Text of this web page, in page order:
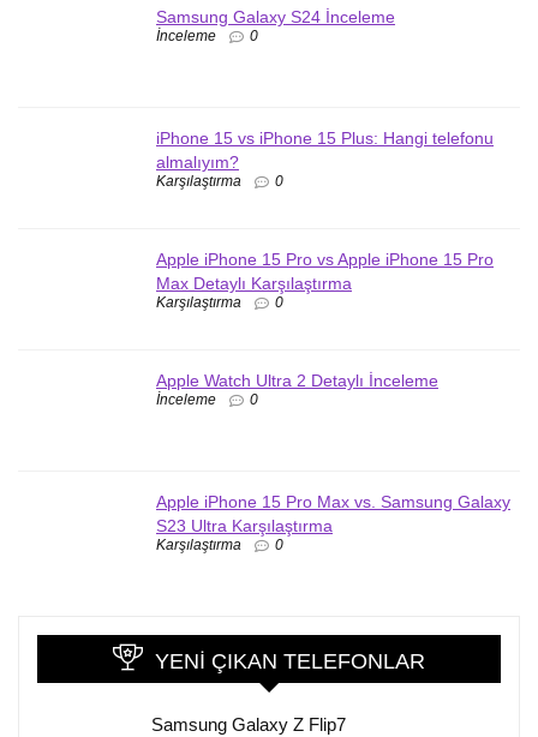
Samsung Galaxy S24 İnceleme
İnceleme 0
iPhone 15 vs iPhone 15 Plus: Hangi telefonu
almalıyım?
Karşılaştırma 0
Apple iPhone 15 Pro vs Apple iPhone 15 Pro
Max Detaylı Karşılaştırma
Karşılaştırma 0
Apple Watch Ultra 2 Detaylı İnceleme
İnceleme 0
Apple iPhone 15 Pro Max vs. Samsung Galaxy
S23 Ultra Karşılaştırma
Karşılaştırma 0
YENI ÇIKAN TELEFONLAR
Samsung Galaxy Z Flip7